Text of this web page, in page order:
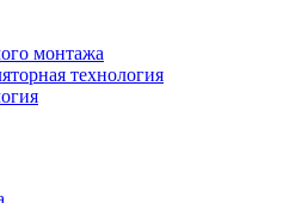
монтажа
технология